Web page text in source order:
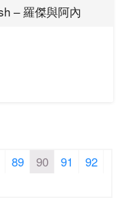
– 羅傑與阿內
89 90 91
92